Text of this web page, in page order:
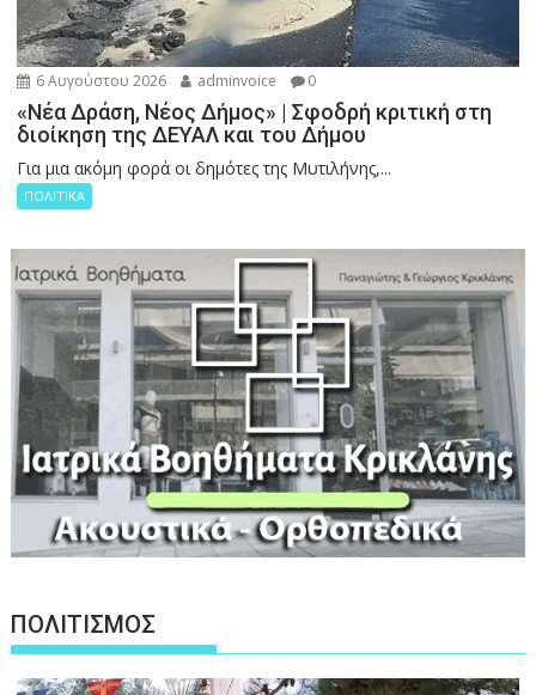
6 Αυγούστου 2026 adminvoice 0
«Νέα Δράση, Νέος Δήμος» | Σφοδρή κριτική στη
διοίκηση της ΔΕΥΑΛ και του Δήμου
Για μια ακόμη φορά οι δημότες της Μυτιλήνης,...
ΠΟΛΙΤΙΚΑ
ΠΟΛΙΤΙΣΜΟΣ